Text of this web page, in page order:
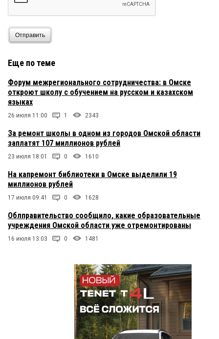
Отправить
Еще по теме
Форум межрегионального сотрудничества: в Омске
откроют школу с обучением на русском и казахском
языках
26 июля 11:00 1 2343
За ремонт школы в одном из городов Омской области
заплатят 107 миллионов рублей
23 июля 18:01 0 1610
На капремонт библиотеки в Омске выделили 19
миллионов рублей
17 июля 09:41 0 1628
Облправительство сообщило, какие образовательные
учреждения Омской области уже отремонтированы
16 июля 13:03 0 1481